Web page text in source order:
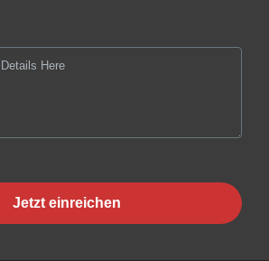
Jetzt einreichen